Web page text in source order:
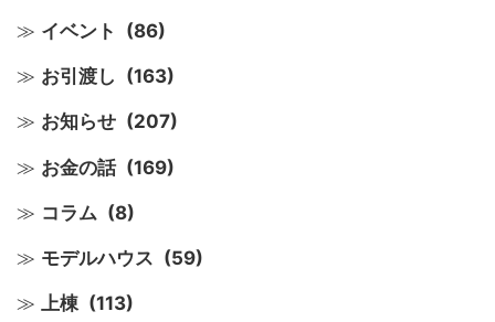
イベント (86)
お引渡し (163)
お知らせ (207)
お金の話 (169)
コラム (8)
モデルハウス (59)
上棟 (113)